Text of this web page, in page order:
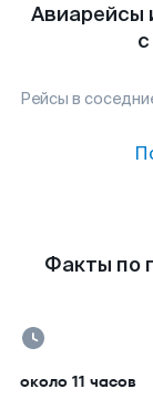
Авиарейсы
Рейсы в
Факты по
около 11 часов